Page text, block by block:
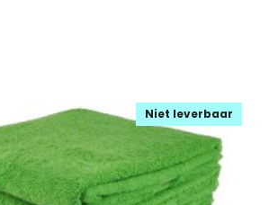
Niet leverbaar